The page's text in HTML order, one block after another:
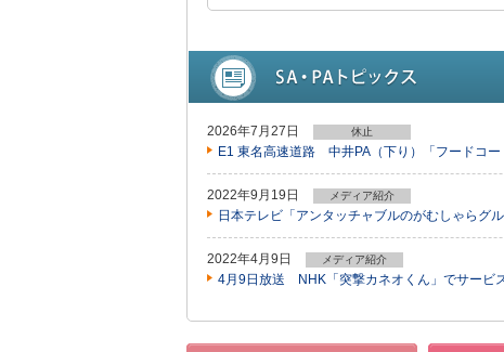
2026年7月27日 休止
E1 東名高速道路 中井PA（下り）「フードコ
2022年9月19日 メディア紹介
日本テレビ「アンタッチャブルのがむしゃらグ
2022年4月9日 メディア紹介
4月9日放送 NHK「突撃カネオくん」でサービ